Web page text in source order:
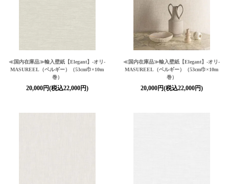
≪国内在庫品≫輸入壁紙 【Elegant】-オリ-
MASUREEL（ベルギー）（53cm巾×10m
巻）
20,000円(税込22,000円)
≪国内在庫品≫輸入壁紙 【Elegant】-オリ-
MASUREEL（ベルギー）（53cm巾×10m
巻）
20,000円(税込22,000円)